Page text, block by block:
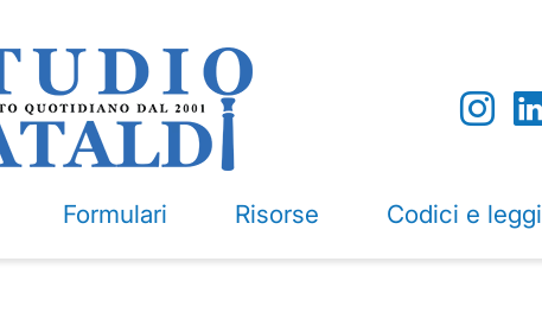
Formulari Risorse Codici e leggi